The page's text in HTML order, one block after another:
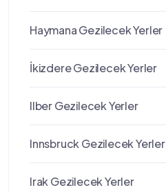
Haymana Gezilecek Yerler
İkizdere Gezilecek Yerler
Ilber Gezilecek Yerler
Innsbruck Gezilecek Yerler
Irak Gezilecek Yerler